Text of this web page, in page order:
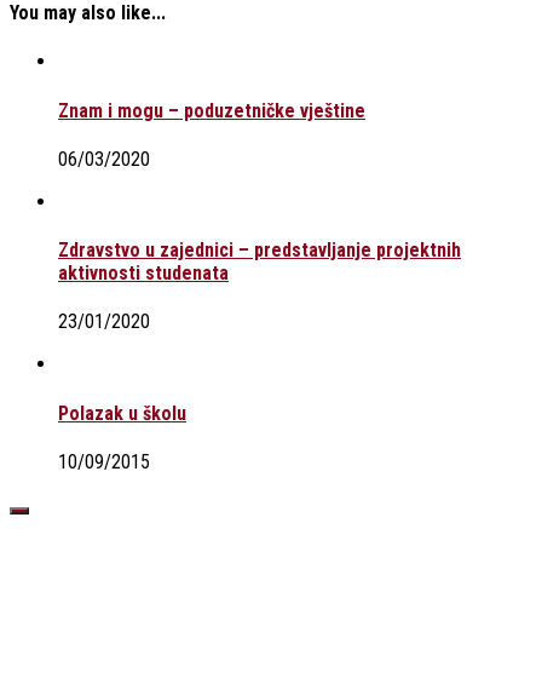
You may also like...
Znam i mogu – poduzetničke vještine
06/03/2020
Zdravstvo u zajednici – predstavljanje projektnih
aktivnosti studenata
23/01/2020
Polazak u školu
10/09/2015